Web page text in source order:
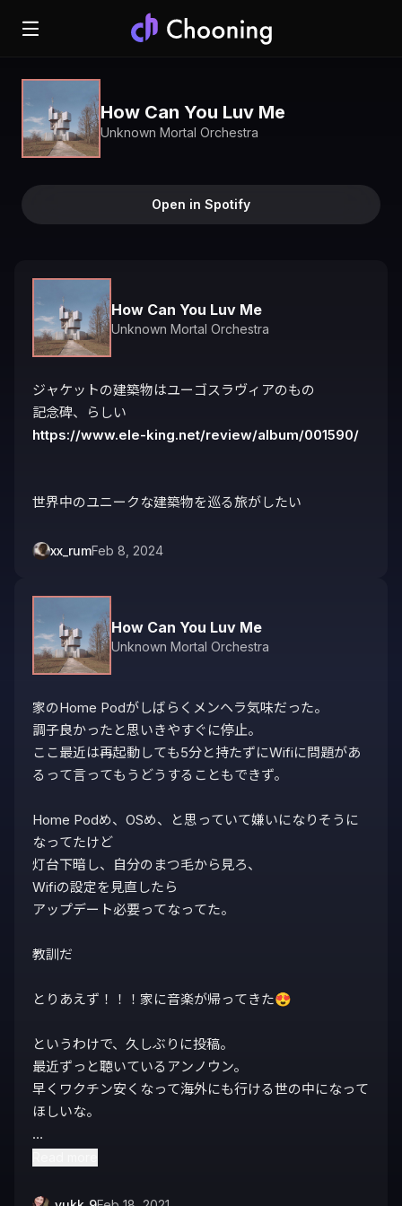
How Can You Luv Me
Unknown Mortal Orchestra
Open in Spotify
How Can You Luv Me
Unknown Mortal Orchestra
ジャケットの建築物はユーゴスラヴィアのもの
https://www.ele-king.net/review/album/001590/
世界中のユニークな建築物を巡る旅がしたい
xx_rumFeb 8, 2024
How Can You Luv Me
Unknown Mortal Orchestra
家のHome Podがしばらくメンヘラ気味だった。
調子良かったと思いきやすぐに停止。
ここ最近は再起動しても5分と持たずにWifiに問題があ
るって言ってもうどうすることもできず。
Home Podめ、OSめ、と思っていて嫌いになりそうに
なってたけど
灯台下暗し、自分のまつ毛から見ろ、
Wifiの設定を見直したら
アップデート必要ってなってた。
教訓だ
とりあえず！！！家に音楽が帰ってきた😍
というわけで、久しぶりに投稿。
最近ずっと聴いているアンノウン。
早くワクチン安くなって海外にも行ける世の中になって
ほしいな。